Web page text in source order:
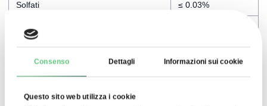
Consenso Dettagli Informazioni sui cookie
Questo sito web utilizza i cookie
Solfati ≤ 0.03%